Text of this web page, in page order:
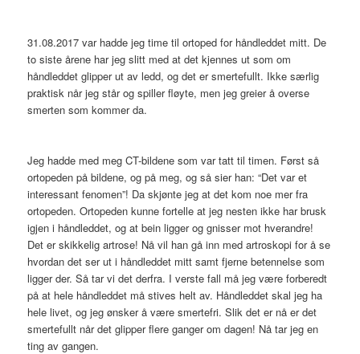
31.08.2017 var hadde jeg time til ortoped for håndleddet mitt. De
to siste årene har jeg slitt med at det kjennes ut som om
håndleddet glipper ut av ledd, og det er smertefullt. Ikke særlig
praktisk når jeg står og spiller fløyte, men jeg greier å overse
smerten som kommer da.
Jeg hadde med meg CT-bildene som var tatt til timen. Først så
ortopeden på bildene, og på meg, og så sier han: “Det var et
interessant fenomen”! Da skjønte jeg at det kom noe mer fra
ortopeden. Ortopeden kunne fortelle at jeg nesten ikke har brusk
igjen i håndleddet, og at bein ligger og gnisser mot hverandre!
Det er skikkelig artrose! Nå vil han gå inn med artroskopi for å se
hvordan det ser ut i håndleddet mitt samt fjerne betennelse som
ligger der. Så tar vi det derfra. I verste fall må jeg være forberedt
på at hele håndleddet må stives helt av. Håndleddet skal jeg ha
hele livet, og jeg ønsker å være smertefri. Slik det er nå er det
smertefullt når det glipper flere ganger om dagen! Nå tar jeg en
ting av gangen.